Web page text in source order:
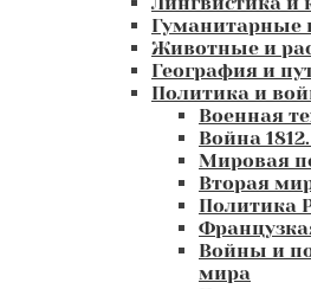
Гуманитарные
Животные и
География и
Политика и
Военная
Война
Мировая
Вторая
Политика
Войны и
мира